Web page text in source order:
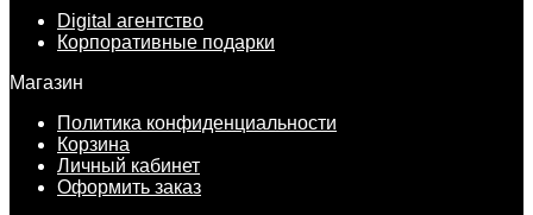
Digital агентство
Корпоративные подарки
Магазин
Политика конфиденциальности
Корзина
Личный кабинет
Оформить заказ